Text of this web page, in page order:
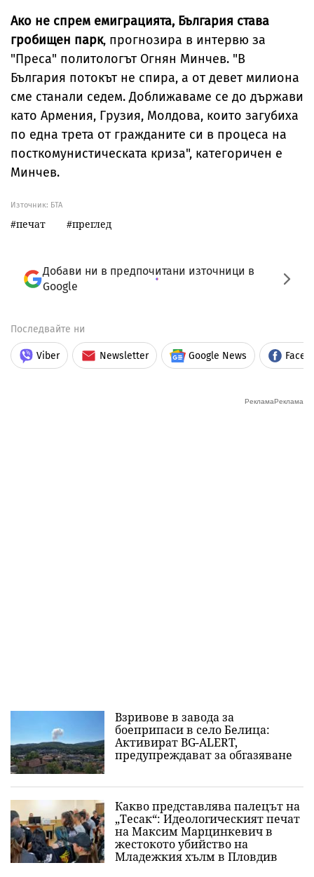
Ако не спрем емиграцията, България става
гробищен парк, прогнозира в интервю за
"Преса" политологът Огнян Минчев. "В
България потокът не спира, а от девет милиона
сме станали седем. Доближаваме се до държави
като Армения, Грузия, Молдова, които загубиха
по една трета от гражданите си в процеса на
посткомунистическата криза", категоричен е
Минчев.
Източник: БТА
печат преглед
Добави ни в предпочитани източници в
Google
Последвайте ни
Viber Newsletter Google News
Взривове в завода за
боеприпаси в село Белица:
Активират BG-ALERT,
предупреждават за обгазяване
Какво представлява палецът на
„Тесак“: Идеологическият печат
на Максим Марцинкевич в
жестокото убийство на
Младежкия хълм в Пловдив